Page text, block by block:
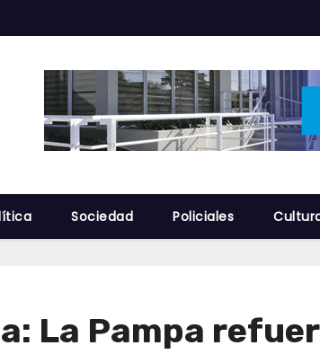
Sociedad Policiales
La Pampa